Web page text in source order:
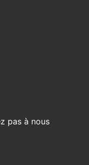
pas à nous